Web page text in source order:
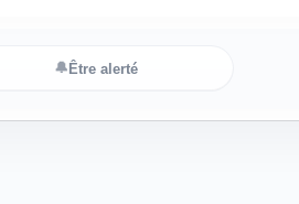
🔔Être alerté